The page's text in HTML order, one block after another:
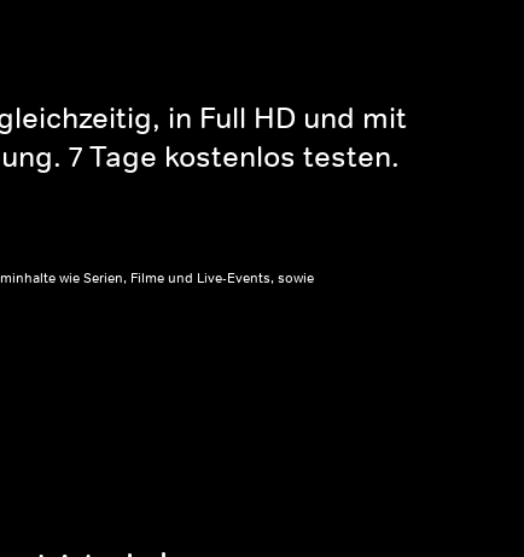
in Full HD und mit
7 Tage kostenlos testen.
wie Serien, Filme und Live-Events, sowie